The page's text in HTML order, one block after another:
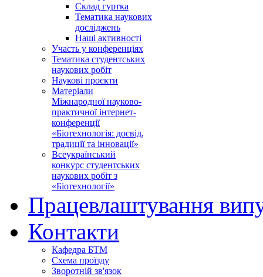
Склад гуртка
Тематика наукових
досліджень
Наші активності
Участь у конференціях
Тематика студентських
наукових робіт
Наукові проєкти
Матеріали
Міжнародної науково-
практичної інтернет-
конференції
«Біотехнологія: досвід,
традиції та інновації»
Всеукраїнський
конкурс студентських
наукових робіт з
«Біотехнології»
Працевлаштування
Контакти
Кафедра БТМ
Схема проїзду
Зворотній зв'язок